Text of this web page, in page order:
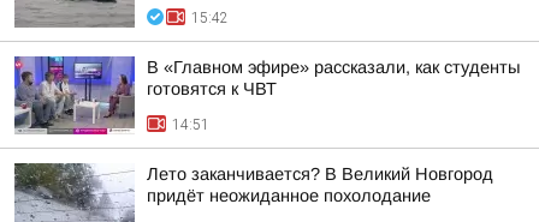
15:42
В «Главном эфире» рассказали, как студенты
готовятся к ЧВТ
14:51
Лето заканчивается? В Великий Новгород
придёт неожиданное похолодание